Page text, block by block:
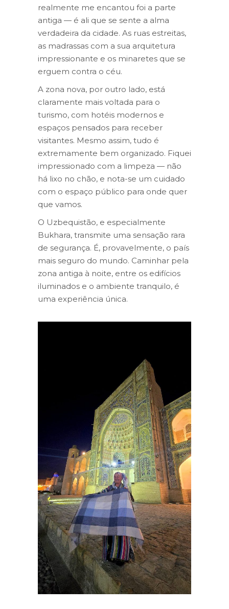
realmente me encantou foi a parte
antiga — é ali que se sente a alma
verdadeira da cidade. As ruas estreitas,
as madrassas com a sua arquitetura
impressionante e os minaretes que se
erguem contra o céu.
A zona nova, por outro lado, está
claramente mais voltada para o
turismo, com hotéis modernos e
espaços pensados para receber
visitantes. Mesmo assim, tudo é
extremamente bem organizado. Fiquei
impressionado com a limpeza — não
há lixo no chão, e nota-se um cuidado
com o espaço público para onde quer
que vamos.
O Uzbequistão, e especialmente
Bukhara, transmite uma sensação rara
de segurança. É, provavelmente, o país
mais seguro do mundo. Caminhar pela
zona antiga à noite, entre os edifícios
iluminados e o ambiente tranquilo, é
uma experiência única.